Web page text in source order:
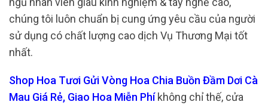
chúng tôi luôn chuẩn bị cung ứng yêu cầu của người
sử dụng có chất lượng cao dịch Vụ Thương Mại tốt
nhất.
Shop Hoa Tươi Gửi Vòng Hoa Chia Buồn Đầm Dơi Cà
Mau Giá Rẻ, Giao Hoa Miễn Phíkhông chỉ thế, cửa